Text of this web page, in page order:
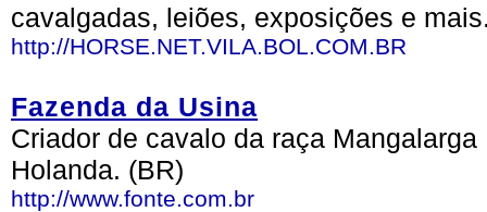
cavalgadas, leiões, exposições e
http://HORSE.NET.VILA.BOL.COM.BR
Fazenda da Usina
Criador de cavalo da raça
Holanda. (BR)
http://www.fonte.com.br